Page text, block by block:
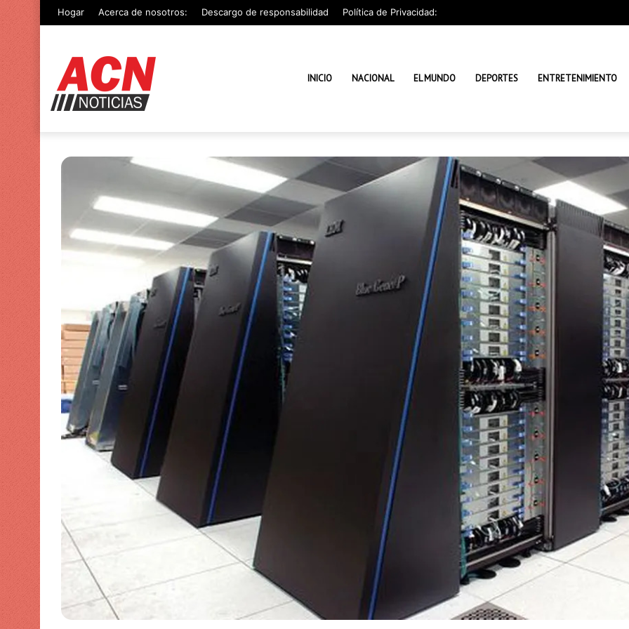
Hogar Acerca de nosotros: Descargo de responsabilidad Política de Privacidad:
INICIO NACIONAL EL MUNDO DEPORTES ENTRETENIMIENTO